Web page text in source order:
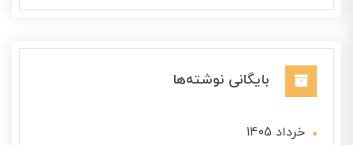
بایگانی نوشته‌ها
خرداد 1405